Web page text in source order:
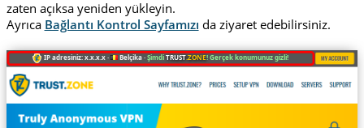
zaten açıksa yeniden yükleyin.
Ayrıca Bağlantı Kontrol Sayfamızı da ziyaret edebilirsiniz.
IP adresiniz: x.x.x.x · Belçika ·ŞimdiTRUST.ZONE! Gerçek konumunuz gizli!